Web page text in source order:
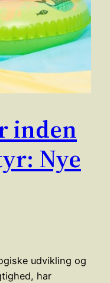
inden
Nye
udvikling og
har